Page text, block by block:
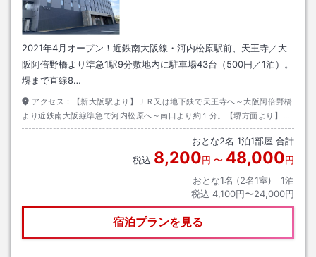
2021年4月オープン！近鉄南大阪線・河内松原駅前、天王寺／大
阪阿倍野橋より準急1駅9分敷地内に駐車場43台（500円／1泊）。
堺まで直線8…
アクセス：
【新大阪駅より】ＪＲ又は地下鉄で天王寺へ～大阪阿倍野橋
より近鉄南大阪線準急で河内松原へ～南口より約１分。【堺方面より】阪
神高速６号大和川線／ルート６～松原ＩＣ～長尾街道／中高野街道～上田
おとな2名 1泊1部屋 合計
税込 8,200円 〜 48,000円
おとな1名 (2名1室)｜ 1泊
税込 4,100円〜24,000円
宿泊プランを見る